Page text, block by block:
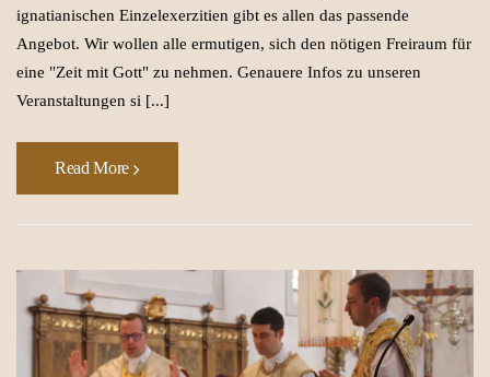
ignatianischen Einzelexerzitien gibt es allen das passende
Angebot. Wir wollen alle ermutigen, sich den nötigen Freiraum für
eine "Zeit mit Gott" zu nehmen. Genauere Infos zu unseren
Veranstaltungen si [...]
Read More